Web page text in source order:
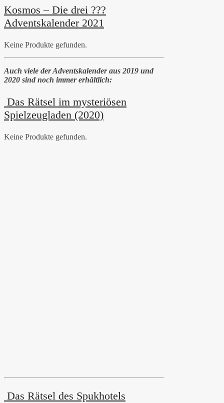
Kosmos – Die drei ???
Adventskalender 2021
Keine Produkte gefunden.
Auch viele der Adventskalender aus 2019 und
2020 sind noch immer erhältlich:
Das Rätsel im mysteriösen
Spielzeugladen (2020)
Keine Produkte gefunden.
Das Rätsel des Spukhotels